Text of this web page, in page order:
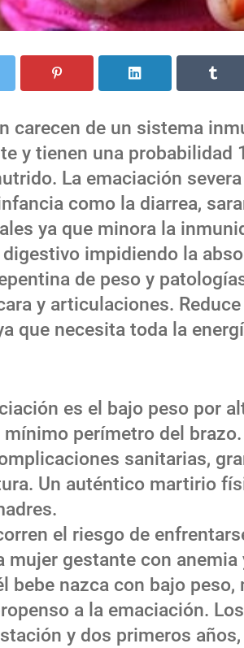
carecen de un sistema
y tienen una probabilidad
La emaciación
como la diarrea,
ya que minora la
impidiendo la
de peso y
y articulaciones. Reduce
que necesita toda la
es el bajo peso por
perímetro del
sanitarias,
Un auténtico martirio
el riesgo de
gestante con anemia
bebe nazca con bajo peso,
a la emaciación.
y dos primeros